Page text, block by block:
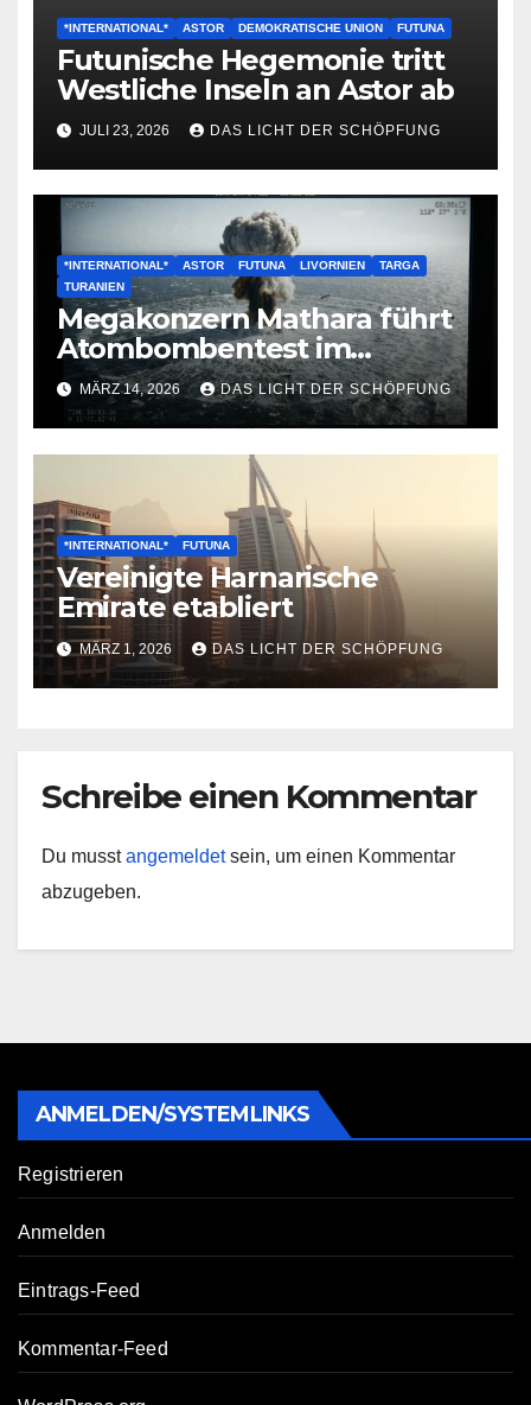
*INTERNATIONAL* ASTOR DEMOKRATISCHE UNION FUTUNA
Futunische Hegemonie tritt
Westliche Inseln an Astor ab
JULI 23, 2026 DAS LICHT DER SCHÖPFUNG
*INTERNATIONAL* ASTOR FUTUNA LIVORNIEN
TARGA
TURANIEN
Megakonzern Mathara führt
Atombombentest im
Nordanik durch
MÄRZ 14, 2026 DAS LICHT DER SCHÖPFUNG
*INTERNATIONAL* FUTUNA
Vereinigte Harnarische
Emirate etabliert
MÄRZ 1, 2026 DAS LICHT DER SCHÖPFUNG
Schreibe einen Kommentar
Du musstangemeldetsein, um einen Kommentar
abzugeben.
ANMELDEN/SYSTEMLINKS
Registrieren
Anmelden
Eintrags-Feed
Kommentar-Feed